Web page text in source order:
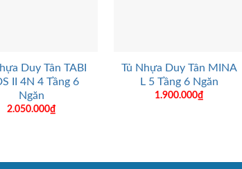
Duy Tân TABI
II 4N 4 Tầng 6
Ngăn
2.050.000₫
Tủ Nhựa Duy Tân MINA
L 5 Tầng 6 Ngăn
1.900.000₫